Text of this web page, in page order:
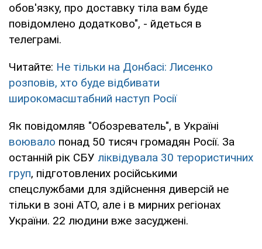
обов'язку, про доставку тіла вам буде
повідомлено додатково", - йдеться в
телеграмі.
Читайте: Не тільки на Донбасі: Лисенко
розповів, хто буде відбивати
широкомасштабний наступ Росії
Як повідомляв "Обозреватель", в Україні
воювало понад 50 тисяч громадян Росії. За
останній рік СБУ ліквідувала 30 терористичних
груп, підготовлених російськими
спецслужбами для здійснення диверсій не
тільки в зоні АТО, але і в мирних регіонах
України. 22 людини вже засуджені.